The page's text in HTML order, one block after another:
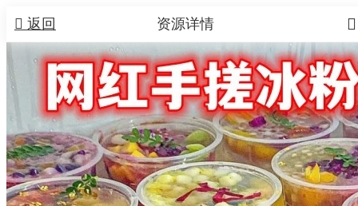
 返回 
资源详情